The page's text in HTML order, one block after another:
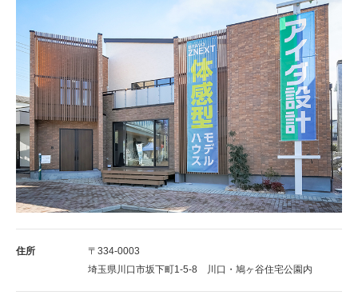
住所
〒334-0003
埼玉県川口市坂下町1-5-8 川口・鳩ヶ谷住宅公園内